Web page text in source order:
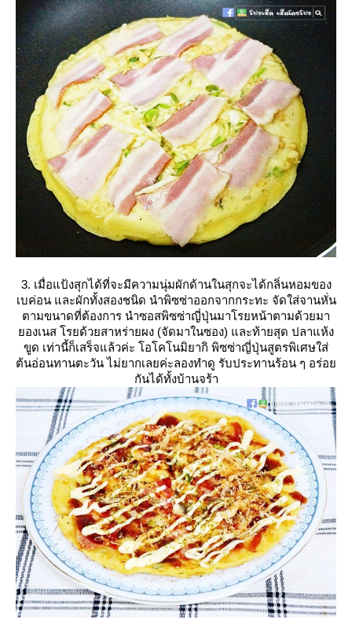
3. เมื่อแป้งสุกได้ที่จะมีความนุ่มผักด้านในสุกจะได้กลิ่นหอมของ
เบค่อน และผักทั้งสองชนิด นำพิซซ่าออกจากกระทะ จัดใส่จานหั่น
ตามขนาดที่ต้องการ นำซอสพิซซ่าญี่ปุ่นมาโรยหน้าตามด้วยมา
องเนส โรยด้วยสาหร่ายผง (จัดมาในซอง) และท้ายสุด ปลาแห้ง
ขูด เท่านี้ก็เสร็จแล้วค่ะ โอโคโนมิยากิ พิซซ่าญี่ปุ่นสูตรพิเศษใส่
ต้นอ่อนทานตะวัน ไม่ยากเลยค่ะลองทำดู รับประทานร้อน ๆ อร่อ
กันได้ทั้งบ้านจร้า